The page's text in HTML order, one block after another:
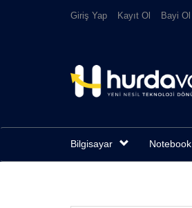
Giriş Yap Kayıt Ol Bayi Ol
Bilgisayar Notebook